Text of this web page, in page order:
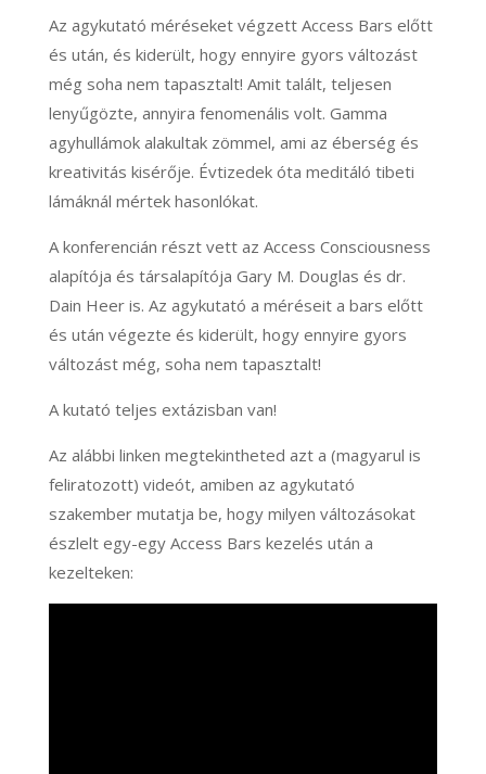
Az agykutató méréseket végzett Access Bars előtt
és után, és kiderült, hogy ennyire gyors változást
még soha nem tapasztalt! Amit talált, teljesen
lenyűgözte, annyira fenomenális volt. Gamma
agyhullámok alakultak zömmel, ami az éberség és
kreativitás kisérője. Évtizedek óta meditáló tibeti
lámáknál mértek hasonlókat.
A konferencián részt vett az Access Consciousness
alapítója és társalapítója Gary M. Douglas és dr.
Dain Heer is. Az agykutató a méréseit a bars előtt
és után végezte és kiderült, hogy ennyire gyors
változást még, soha nem tapasztalt!
A kutató teljes extázisban van!
Az alábbi linken megtekintheted azt a (magyarul is
feliratozott) videót, amiben az agykutató
szakember mutatja be, hogy milyen változásokat
észlelt egy-egy Access Bars kezelés után a
kezelteken: